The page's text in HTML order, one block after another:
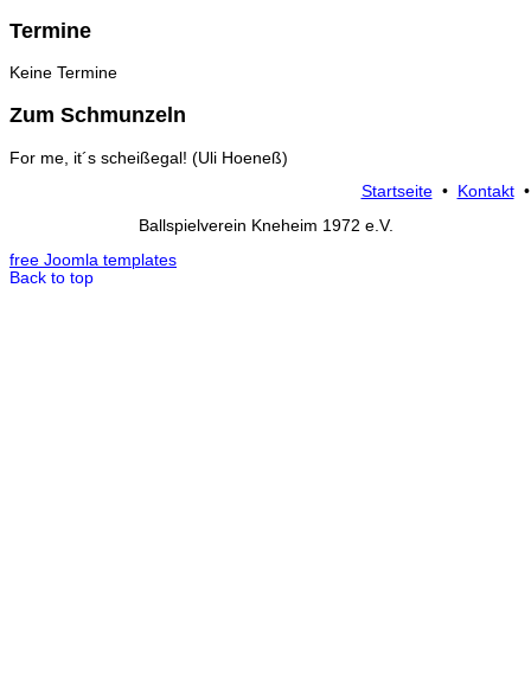
Termine
Keine Termine
Zum Schmunzeln
For me, it´s scheißegal! (Uli Hoeneß)
Startseite• Kontakt
Ballspielverein Kneheim 1972 e.V.
free Joomla templates
Back to top